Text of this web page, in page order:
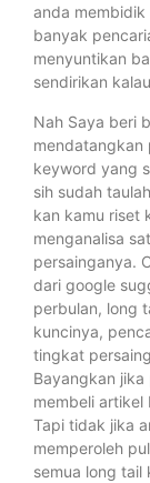
anda
banyak
menyuntikan
sendirikan
Nah Saya beri
mendatangkan
keyword yang
sih sudah
kan kamu riset
menganalisa
persainganya.
dari google
perbulan, long
kuncinya,
tingkat
Bayangkan
membeli
Tapi tidak jika
memperoleh
semua long